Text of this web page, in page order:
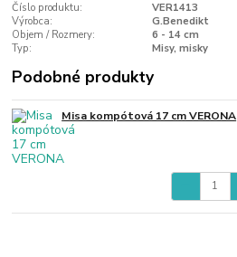
Číslo produktu:
VER1413
Výrobca:
G.Benedikt
Objem / Rozmery:
6 - 14 cm
Typ:
Misy, misky
Podobné produkty
Misa kompótová 17 cm VERONA